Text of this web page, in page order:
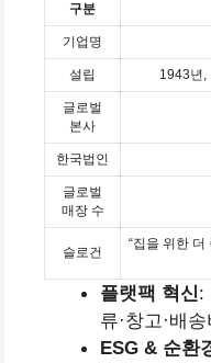
구분
기업명
설립 1943년,
글로벌
본사
한국법인
글로벌
매장 수
슬로건
“집을 위한
플랫팩 혁신:
류·창고·배
ESG & 순환